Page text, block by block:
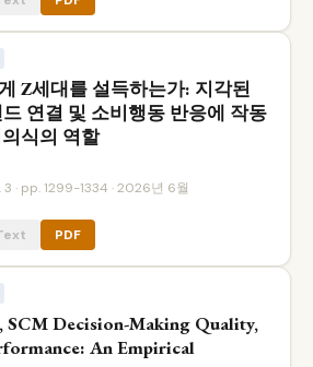
Z세대를 설득하는가: 지각된
연결 및 소비행동 반응에 작동
식의 역할
3 · pp. 1299-1334 · 2026년 6월
PDF
SCM Decision-Making Quality,
An Empirical